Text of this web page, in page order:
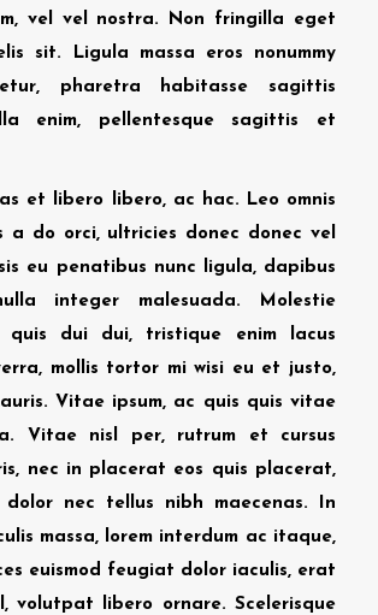
vel vel nostra. Non fringilla eget
sit. Ligula massa eros nonummy
pharetra habitasse sagittis
enim, pellentesque sagittis et
et libero libero, ac hac. Leo omnis
a do orci, ultricies donec donec vel
eu penatibus nunc ligula, dapibus
integer malesuada. Molestie
quis dui dui, tristique enim lacus
mollis tortor mi wisi eu et justo,
Vitae ipsum, ac quis quis vitae
Vitae nisl per, rutrum et cursus
nec in placerat eos quis placerat,
dolor nec tellus nibh maecenas. In
massa, lorem interdum ac itaque,
euismod feugiat dolor iaculis, erat
volutpat libero ornare. Scelerisque